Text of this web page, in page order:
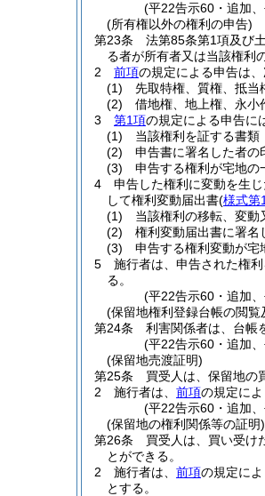
(平22告示60・追加
(所有権以外の権利の申告)
第23条
法第85条第1項及び
る者が所有者又は当該権利
2
前項の規定による申告は
(1)
先取特権、質権、抵当
(2)
借地権、地上権、永小
3
第1項の規定による申告に
(1)
当該権利を証する書類
(2)
申告書に署名した者の
(3)
申告する権利が宅地の
4
申告した権利に変動を生
して権利変動届出書(様式第
(1)
当該権利の移転、変
(2)
権利変動届出書に署名
(3)
申告する権利変動が宅
5
施行者は、申告された権
る。
(平22告示60・追加
(保留地権利登録台帳の閲覧
第24条
利害関係者は、台帳
(平22告示60・追加
(保留地売渡証明)
第25条
買受人は、保留地の
2
施行者は、 前項の規定に
(平22告示60・追加
(保留地の権利関係等の証明)
第26条
買受人は、買い受け
とができる。
2
施行者は、 前項の規定に
とする。